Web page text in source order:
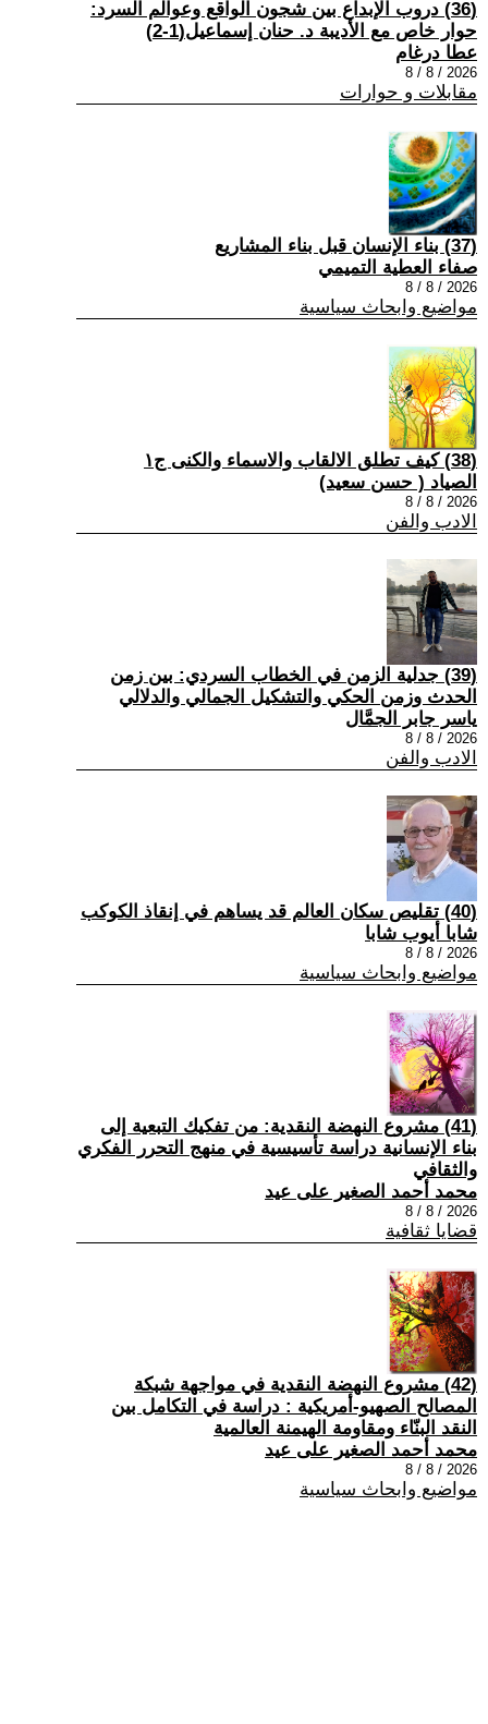
(36) دروب الإبداع بين شجون الواقع وعوالم السرد:
حوار خاص مع الأديبة د. حنان إسماعيل(1-2)
عطا درغام
2026 / 8 / 8
مقابلات و حوارات
(37) بناء الإنسان قبل بناء المشاريع
صفاء العطية التميمي
2026 / 8 / 8
مواضيع وابحاث سياسية
(38) كيف تطلق الالقاب والاسماء والكنى ج١
الصياد ‏( حسن سعيد‏)
2026 / 8 / 8
الادب والفن
(39) جدلية الزمن في الخطاب السردي: بين زمن
الحدث وزمن الحكي والتشكيل الجمالي والدلالي
ياسر جابر الجمَّال
2026 / 8 / 8
الادب والفن
(40) تقليص سكان العالم قد يساهم في إنقاذ الكوكب
شابا أيوب شابا
2026 / 8 / 8
مواضيع وابحاث سياسية
(41) مشروع النهضة النقدية: من تفكيك التبعية إلى
بناء الإنسانية دراسة تأسيسية في منهج التحرر الفكري
والثقافي
محمد أحمد الصغير على عيد
2026 / 8 / 8
قضايا ثقافية
(42) مشروع النهضة النقدية في مواجهة شبكة
المصالح الصهيو-أمريكية : دراسة في التكامل بين
النقد البنّاء ومقاومة الهيمنة العالمية
محمد أحمد الصغير على عيد
2026 / 8 / 8
مواضيع وابحاث سياسية